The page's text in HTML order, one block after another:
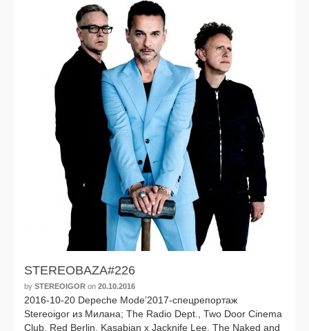
STEREOBAZA#226
by STEREOIGOR on 20.10.2016
2016-10-20 Depeche Mode’2017-спецрепортаж
Stereoigor из Милана; The Radio Dept., Two Door Cinema
Club, Red Berlin, Kasabian x Jacknife Lee, The Naked and